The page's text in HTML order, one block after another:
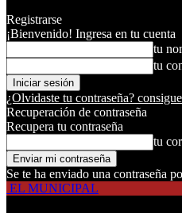
Registrarse
¡Bienvenido! Ingresa en tu cuenta
tu
tu
¿Olvidaste tu contraseña?
Recuperación de contraseña
Recupera tu contraseña
tu
Se te ha enviado una contraseña
EL MUNICIPAL